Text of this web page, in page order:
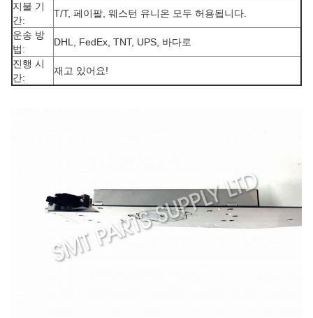
지불 기
간:
T/T, 페이팔, 웨스턴 유니온 모두 허용됩니다.
운송 방
법:
DHL, FedEx, TNT, UPS, 바다로
진행 시
간:
재고 있어요!